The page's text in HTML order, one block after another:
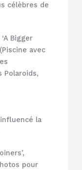
célèbres de
Bigger
avec
Polaroids,
la
pour